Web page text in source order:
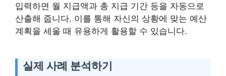
입력하면 월 지급액과 총 지급 기간 등을 자동으로
산출해 줍니다. 이를 통해 자신의 상황에 맞는 예산
계획을 세울 때 유용하게 활용할 수 있습니다.
실제 사례 분석하기